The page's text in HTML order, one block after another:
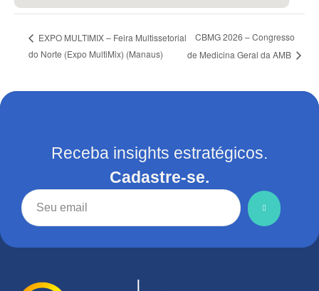
EXPO MULTIMIX – Feira Multissetorial
do Norte (Expo MultiMix) (Manaus)
CBMG 2026 – Congresso
de Medicina Geral da AMB
Receba insights estratégicos.
Cadastre-se.